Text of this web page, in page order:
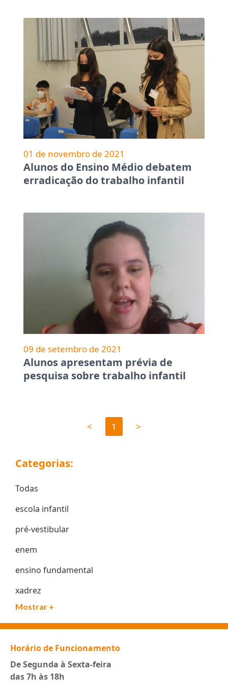
01 de novembro de 2021
Alunos do Ensino Médio debatem
erradicação do trabalho infantil
09 de setembro de 2021
Alunos apresentam prévia de
pesquisa sobre trabalho infantil
< 1 >
Categorias:
Todas
escola infantil
pré-vestibular
enem
ensino fundamental
xadrez
Mostrar +
Horário de Funcionamento
De Segunda à Sexta-feira
das 7h às 18h